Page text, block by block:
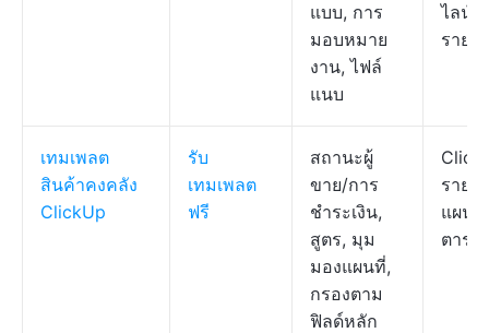
แบบ, การ
มอบหมาย
งาน, ไฟล์
แนบ
ไลน์,
รายก
เทมเพลต
สินค้าคงคลัง
ClickUp
รับ
เทมเพลต
ฟรี
สถานะผู้
ขาย/การ
ชำระเงิน,
สูตร, มุม
มองแผนที่,
กรองตาม
ฟิลด์หลัก
รายก
แผนที่,
ตาราง